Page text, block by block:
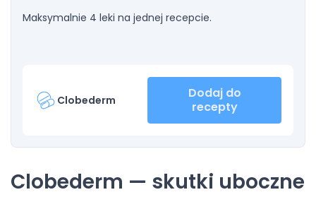
Maksymalnie 4 leki na jednej recepcie.
Clobederm
Dodaj do
recepty
Clobederm — skutki uboczne